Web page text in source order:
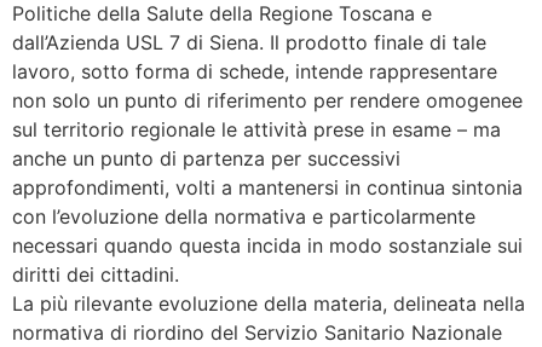
Politiche della Salute della Regione Toscana e
dall’Azienda USL 7 di Siena. Il prodotto finale di tale
lavoro, sotto forma di schede, intende rappresentare
non solo un punto di riferimento per rendere omogenee
sul territorio regionale le attività prese in esame – ma
anche un punto di partenza per successivi
approfondimenti, volti a mantenersi in continua sintonia
con l’evoluzione della normativa e particolarmente
necessari quando questa incida in modo sostanziale sui
diritti dei cittadini.
La più rilevante evoluzione della materia, delineata nella
normativa di riordino del Servizio Sanitario Nazionale